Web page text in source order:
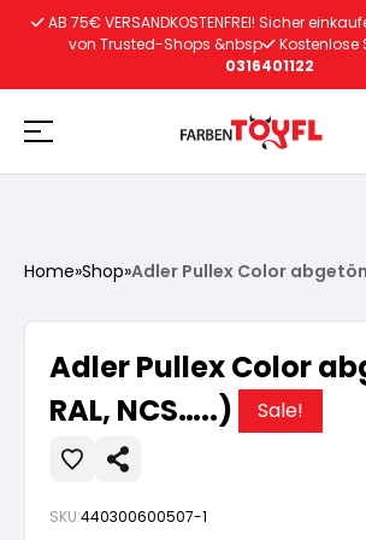
Vorbereitung
Wasserlösliche Grundierung
Lacke
Vorbereitung
Autoreparatur
Vorbereitung
Innenfarben
AB 75€ VERSANDKOSTENFREI! Sicher
von Trusted-Shops &nbsp
Kostenlose
0316401122
Home»Shop»Adler Pullex Color
Adler Pullex Color
RAL, NCS…..)
Sale!
SKU:440300600507-1